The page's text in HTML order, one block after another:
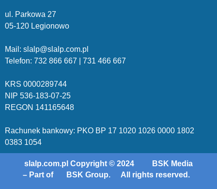
ul. Parkowa 27
05-120 Legionowo
Mail: slalp@slalp.com.pl
Telefon: 732 866 667 | 731 466 667
KRS 0000289744
NIP 536-183-07-25
REGON 141165648
Rachunek bankowy: PKO BP 17 1020 1026 0000 1802
0383 1054
slalp.com.pl Copyright © 2024
BSK Media
– Part of
BSK Group. All rights reserved.